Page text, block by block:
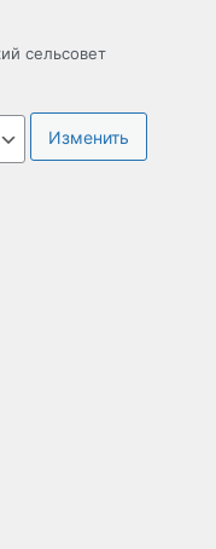
сельсовет